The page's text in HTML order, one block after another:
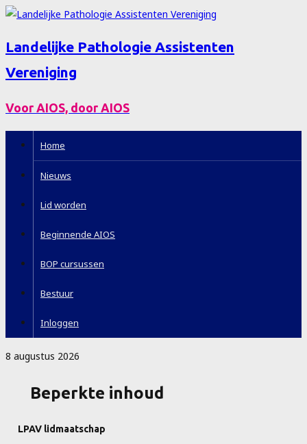
Landelijke Pathologie Assistenten
Vereniging
Voor AIOS, door AIOS
Home
Nieuws
Lid worden
Beginnende AIOS
BOP cursussen
Bestuur
Inloggen
8 augustus 2026
Beperkte inhoud
LPAV lidmaatschap